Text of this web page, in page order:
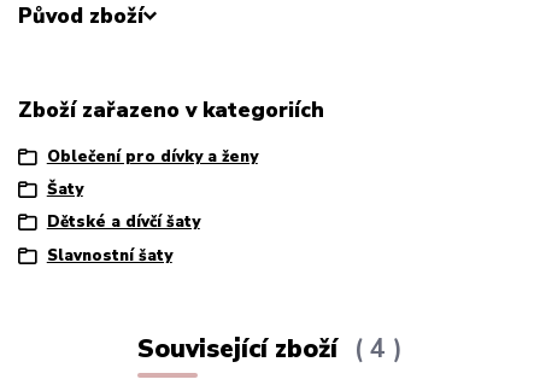
Původ zboží
Zboží zařazeno v kategoriích
Oblečení pro dívky a ženy
Šaty
Dětské a dívčí šaty
Slavnostní šaty
Související zboží 4